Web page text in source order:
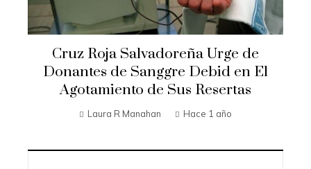
Cruz Roja Salvadoreña Urge de
Donantes de Sanggre Debid en El
Agotamiento de Sus Resertas
Laura R Manahan Hace 1 año